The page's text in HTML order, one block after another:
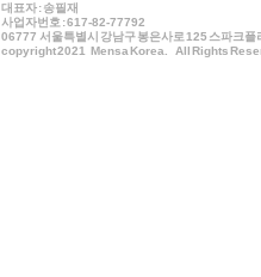
대표자 : 송필재
사업자번호 : 617-82-77792
06777 서울특별시 강남구 봉은사로 125 스파
copyright 2021 Mensa Korea. All Rights